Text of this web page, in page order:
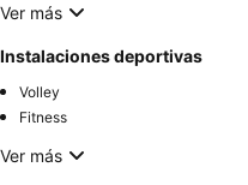
Ver más
Instalaciones deportivas
Volley
Fitness
Ver más